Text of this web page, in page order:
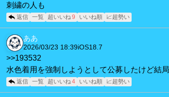
刺繍の人も
返信 一覧 超いいね 9 いいね順 📈超勢い
ああ
2026/03/23 18:39iOS18.7
>>193532
水色着用を強制しようとして公募したけど結
返信 一覧 超いいね 4 いいね順 📈超勢い